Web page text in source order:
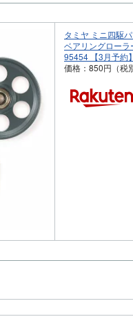
タミヤ ミニ四駆
ベアリングロー
95454 【3月予約
価格：850円（税